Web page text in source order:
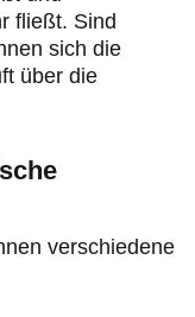
fließt. Sind
sich die
über die
verschiedene